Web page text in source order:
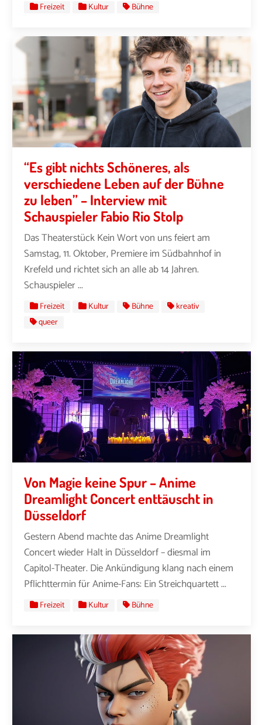
Freizeit Kultur Bühne
“Es gibt nichts Schöneres, als
verschiedene Leben auf der Bühne
zu leben” – Interview mit
Schauspieler Fabio Rio Stolp
Das Theaterstück Kein Wort von uns feiert am
Samstag, 11. Oktober, Premiere im Südbahnhof in
Krefeld und richtet sich an alle ab 14 Jahren.
Schauspieler ...
Freizeit Kultur Bühne
kreativ
queer
Von Magie keine Spur – Anime
Dreamlight Concert enttäuscht in
Düsseldorf
Gestern Abend machte das Anime Dreamlight
Concert wieder Halt in Düsseldorf – diesmal im
Capitol-Theater. Die Ankündigung klang nach einem
Pflichttermin für Anime-Fans: Ein Streichquartett ...
Freizeit Kultur Bühne